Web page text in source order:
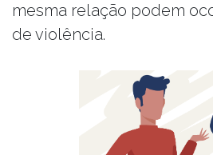
mesma relação podem
de violência.